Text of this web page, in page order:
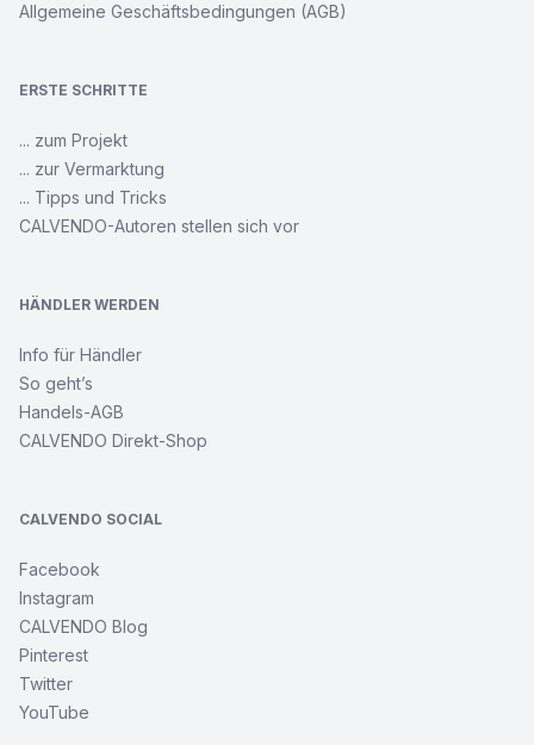
Allgemeine Geschäftsbedingungen (AGB)
ERSTE SCHRITTE
... zum Projekt
... zur Vermarktung
... Tipps und Tricks
CALVENDO-Autoren stellen sich vor
HÄNDLER WERDEN
Info für Händler
So geht’s
Handels-AGB
CALVENDO Direkt-Shop
CALVENDO SOCIAL
Facebook
Instagram
CALVENDO Blog
Pinterest
Twitter
YouTube